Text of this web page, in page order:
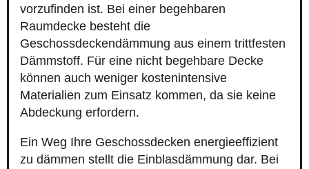
vorzufinden ist. Bei einer begehbaren
Raumdecke besteht die
Geschossdeckendämmung aus einem trittfesten
Dämmstoff. Für eine nicht begehbare Decke
können auch weniger kostenintensive
Materialien zum Einsatz kommen, da sie keine
Abdeckung erfordern.
Ein Weg Ihre Geschossdecken energieeffizient
zu dämmen stellt die Einblasdämmung dar. Bei